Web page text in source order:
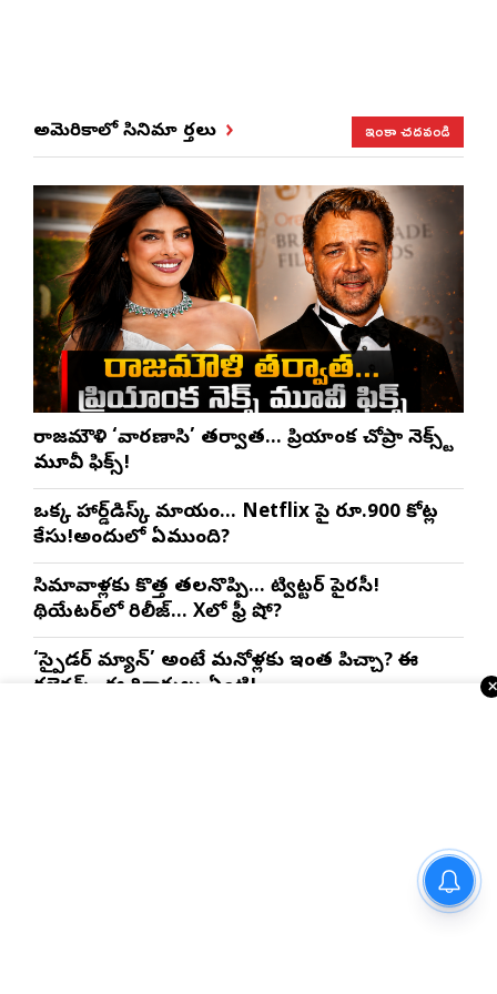
అమెరికాలో సినిమా వార్తలు ఇంకా చదవండి
రాజమౌళి ‘వారణాసి’ తర్వాత… ప్రియాంక చోప్రా నెక్స్ట్
మూవీ ఫిక్స్!
ఒక్క హార్డ్‌డిస్క్ మాయం… Netflix పై రూ.900 కోట్ల
కేసు!అందులో ఏముంది?
సినిమావాళ్లకు కొత్త తలనొప్పి… ట్విట్టర్ పైరసీ!
థియేటర్‌లో రిలీజ్… Xలో ఫ్రీ షో?
‘స్పైడర్ మ్యాన్’ అంటే మనోళ్లకు ఇంత పిచ్చా? ఈ
కలెక్షన్స్, ఈ రికార్డులు ఏంటి!